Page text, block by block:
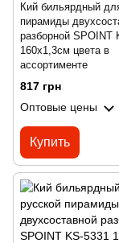
Кий бильярдный
пирамиды
разборной SPOINT
160x1,3см цвета в
ассортименте
817 грн
Оптовые цены
Купить